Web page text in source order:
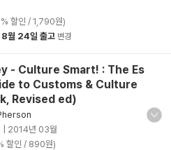
할인 / 1,790원)
8월 24일 출고 변경
- Culture Smart! : The Es
to Customs & Culture
Revised ed)
2014년 03월
할인 / 890원)